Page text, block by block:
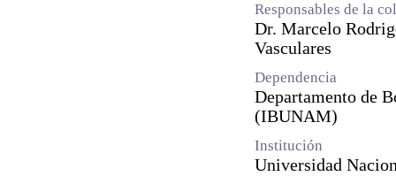
Responsables de la
Dr. Marcelo
Vasculares
Dependencia
Departamento de
(IBUNAM)
Institución
Universidad